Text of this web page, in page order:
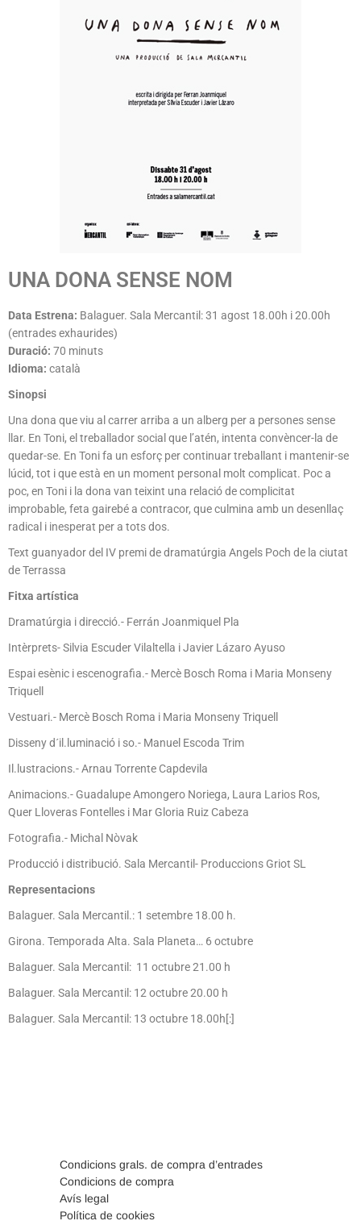
UNA DONA SENSE NOM
Data Estrena: Balaguer. Sala Mercantil: 31 agost 18.00h i 20.00h
(entrades exhaurides)
Duració: 70 minuts
Idioma: català
Sinopsi
Una dona que viu al carrer arriba a un alberg per a persones sense
llar. En Toni, el treballador social que l’atén, intenta convèncer-la de
quedar-se. En Toni fa un esforç per continuar treballant i mantenir-se
lúcid, tot i que està en un moment personal molt complicat. Poc a
poc, en Toni i la dona van teixint una relació de complicitat
improbable, feta gairebé a contracor, que culmina amb un desenllaç
radical i inesperat per a tots dos.
Text guanyador del IV premi de dramatúrgia Angels Poch de la ciutat
de Terrassa
Fitxa artística
Dramatúrgia i direcció.- Ferrán Joanmiquel Pla
Intèrprets- Silvia Escuder Vilaltella i Javier Lázaro Ayuso
Espai esènic i escenografia.- Mercè Bosch Roma i Maria Monseny
Triquell
Vestuari.- Mercè Bosch Roma i Maria Monseny Triquell
Disseny d´il.luminació i so.- Manuel Escoda Trim
Il.lustracions.- Arnau Torrente Capdevila
Animacions.- Guadalupe Amongero Noriega, Laura Larios Ros,
Quer Lloveras Fontelles i Mar Gloria Ruiz Cabeza
Fotografia.- Michal Nòvak
Producció i distribució. Sala Mercantil- Produccions Griot SL
Representacions
Balaguer. Sala Mercantil.: 1 setembre 18.00 h.
Girona. Temporada Alta. Sala Planeta… 6 octubre
Balaguer. Sala Mercantil: 11 octubre 21.00 h
Balaguer. Sala Mercantil: 12 octubre 20.00 h
Balaguer. Sala Mercantil: 13 octubre 18.00h[:]
Condicions grals. de compra d’entrades
Condicions de compra
Avís legal
Política de cookies